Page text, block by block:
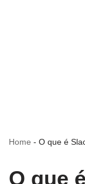
Home - O que é
O que